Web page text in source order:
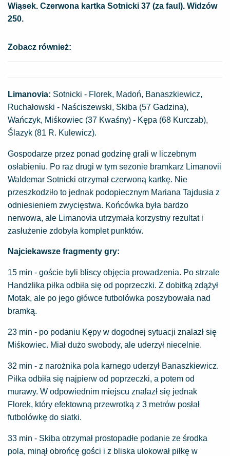
Wiąsek. Czerwona kartka Sotnicki 37 (za faul). Widzów
250.
Zobacz również:
Limanovia: Sotnicki - Florek, Madoń, Banaszkiewicz,
Ruchałowski - Naściszewski, Skiba (57 Gadzina),
Wańczyk, Miśkowiec (37 Kwaśny) - Kępa (68 Kurczab),
Ślazyk (81 R. Kulewicz).
Gospodarze przez ponad godzinę grali w liczebnym
osłabieniu. Po raz drugi w tym sezonie bramkarz Limanovii
Waldemar Sotnicki otrzymał czerwoną kartkę. Nie
przeszkodziło to jednak podopiecznym Mariana Tajdusia z
odniesieniem zwycięstwa. Końcówka była bardzo
nerwowa, ale Limanovia utrzymała korzystny rezultat i
zasłużenie zdobyła komplet punktów.
Najciekawsze fragmenty gry:
15 min - goście byli bliscy objęcia prowadzenia. Po strzale
Handzlika piłka odbiła się od poprzeczki. Z dobitką zdążył
Motak, ale po jego główce futbolówka poszybowała nad
bramką.
23 min - po podaniu Kępy w dogodnej sytuacji znalazł się
Miśkowiec. Miał dużo swobody, ale uderzył niecelnie.
32 min - z narożnika pola karnego uderzył Banaszkiewicz.
Piłka odbiła się najpierw od poprzeczki, a potem od
murawy. W odpowiednim miejscu znalazł się jednak
Florek, który efektowną przewrotką z 3 metrów posłał
futbolówkę do siatki.
33 min - Skiba otrzymał prostopadłe podanie ze środka
pola, minął obrońcę gości i z bliska ulokował piłkę w